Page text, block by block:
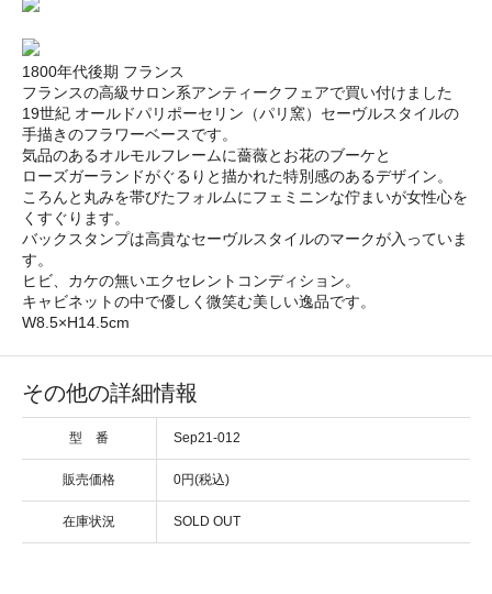
1800年代後期 フランス
フランスの高級サロン系アンティークフェアで買い付けました
19世紀 オールドパリポーセリン（パリ窯）セーヴルスタイルの
手描きのフラワーベースです。
気品のあるオルモルフレームに薔薇とお花のブーケと
ローズガーランドがぐるりと描かれた特別感のあるデザイン。
ころんと丸みを帯びたフォルムにフェミニンな佇まいが女性心を
くすぐります。
バックスタンプは高貴なセーヴルスタイルのマークが入っていま
す。
ヒビ、カケの無いエクセレントコンディション。
キャビネットの中で優しく微笑む美しい逸品です。
W8.5×H14.5cm
その他の詳細情報
型 番 Sep21-012
販売価格 0円(税込)
在庫状況 SOLD OUT